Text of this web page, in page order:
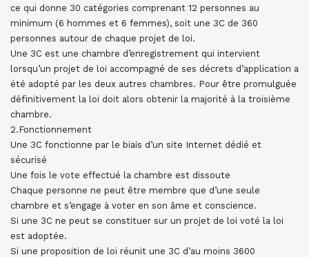
ce qui donne 30 catégories comprenant 12 personnes au
minimum (6 hommes et 6 femmes), soit une 3C de 360
personnes autour de chaque projet de loi.
Une 3C est une chambre d’enregistrement qui intervient
lorsqu’un projet de loi accompagné de ses décrets d’application a
été adopté par les deux autres chambres. Pour être promulguée
définitivement la loi doit alors obtenir la majorité à la troisième
chambre.
2.Fonctionnement
Une 3C fonctionne par le biais d’un site Internet dédié et
sécurisé
Une fois le vote effectué la chambre est dissoute
Chaque personne ne peut être membre que d’une seule
chambre et s’engage à voter en son âme et conscience.
Si une 3C ne peut se constituer sur un projet de loi voté la loi
est adoptée.
Si une proposition de loi réunit une 3C d’au moins 3600